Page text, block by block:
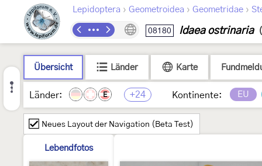
Lepidoptera › Geometroidea › Geometridae ›
08180 Idaea ostrinaria
Übersicht Länder Karte
Länder: E +24 Kontinente: EU
Neues Layout der Navigation (Beta Test)
Lebendfotos